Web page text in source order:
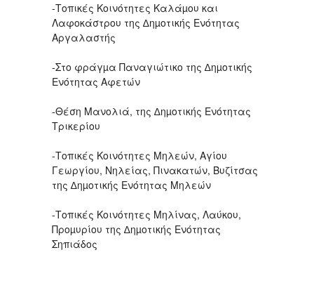
-Τοπικές Κοινότητες Καλάµου και
Λαφοκάστρου της ∆ηµοτικής Ενότητας
Αργαλαστής
-Στο φράγµα Παναγιώτικο της ∆ηµοτικής
Ενότητας Αφετών
-Θέση Μανολιά, της ∆ηµοτικής Ενότητας
Τρικερίου
-Τοπικές Κοινότητες Μηλεών, Αγίου
Γεωργίου, Νηλείας, Πινακατών, Βυζίτσας
της ∆ηµοτικής Ενότητας Μηλεών
-Τοπικές Κοινότητες Μηλίνας, Λαύκου,
Προµυρίου της ∆ηµοτικής Ενότητας
Σηπιάδος